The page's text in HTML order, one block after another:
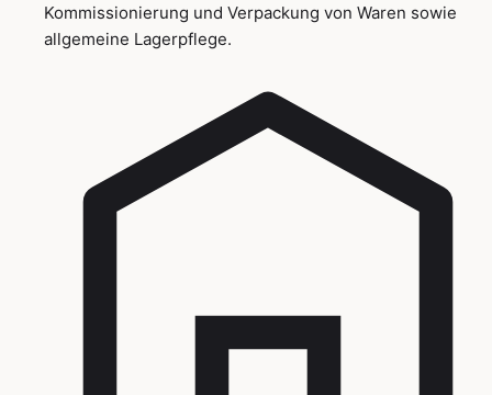
Kommissionierung und Verpackung von Waren sowie
allgemeine Lagerpflege.